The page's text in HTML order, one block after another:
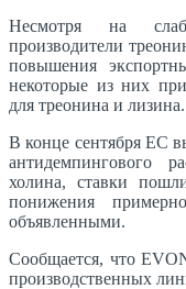
Несмотря на
производители
повышения
некоторые из них
для треонина и лизина.
В конце сентября ЕС
антидемпингового
холина, ставки
понижения
объявленными.
Сообщается, что
производственных